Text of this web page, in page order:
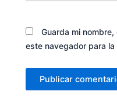
Guarda mi
este navegador para